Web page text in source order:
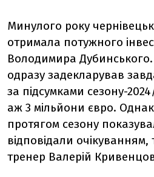
Минулого року
отримала потужного
Володимира
одразу задекларував
за підсумками сезону-
аж 3 мільйони євро. Однак
протягом сезону
відповідали
тренер Валерій